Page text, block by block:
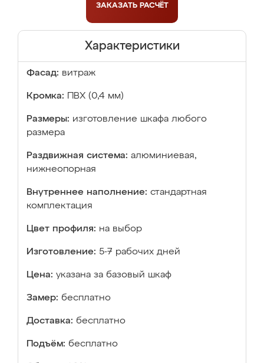
ЗАКАЗАТЬ РАСЧЁТ
Характеристики
Фасад: витраж
Кромка: ПВХ (0,4 мм)
Размеры: изготовление шкафа любого
размера
Раздвижная система: алюминиевая,
нижнеопорная
Внутреннее наполнение: стандартная
комплектация
Цвет профиля: на выбор
Изготовление: 5-7 рабочих дней
Цена: указана за базовый шкаф
Замер: бесплатно
Доставка: бесплатно
Подъём: бесплатно